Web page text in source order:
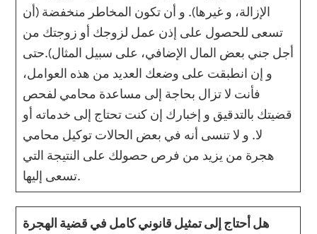
الإزالة، و غيرها). و أن تكون المخاطر منخفضة (أن
تسعى للحصول على إذن عمل لزوجك أو زوجتك من
أجل جني بعض المال الإضافي، على سبيل المثال).حتى
و إن انطبقت على وضعك العديد من هذه العوامل،
فأنت لا تزال بحاجة إلى مساعدة محامي لفحص
قضيتك بالتدقيق و إخبارك إن كنت تحتاج إلى خدماته أو
لا. و لا تنسى أنه في بعض الحالات توكيل محامي
هجرة من يزيد من فرص حصولك على النتيجة التي
تسعى إليها.
هل أحتاج إلى تمثيل قانوني كامل في قضية الهجرة